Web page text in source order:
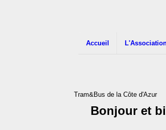
Tram&Bus de la Côte d'Azur
Accueil
Bonjour et